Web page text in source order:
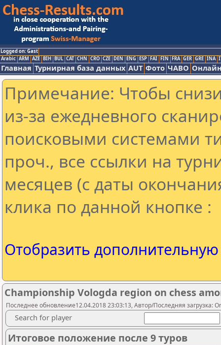
Logged on: Gast
Arabic ARM AZE BIH BUL CAT CHN CRO CZE DEN ENG ESP FAI FIN FRA GER GRE INA
Главная Турнирная база данных AUT Фото ЧАВО
Примечание: Чтобы
из-за ежедневного
поисковыми системами
проч., все ссылки на
месяцев (с даты
клика по данной кнопке :
Отобразить
Championship Vologda region on chess
Последнее обновление12.04.2018 23:03:13, Автор/Последняя загрузка:
Search for player
Итоговое положение после 9 туров